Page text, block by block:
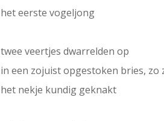
het eerste vogeljong
twee veertjes dwarrelden op
in een zojuist opgestoken bries, zo
het nekje kundig geknakt